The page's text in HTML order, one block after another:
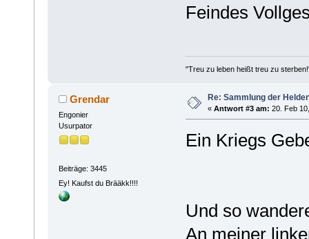
Feindes
"Treu zu leben heißt treu zu
Grendar
Engonier
Usurpator
Beiträge: 3445
Ey! Kaufst du Brääkk!!!!
Re: Sammlung der
« Antwort #3 am: 20. Feb
Ein Kriegs
Und so
An meiner